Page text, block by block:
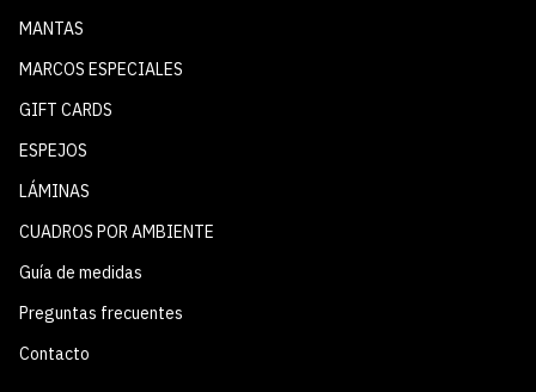
MANTAS
MARCOS ESPECIALES
GIFT CARDS
ESPEJOS
LÁMINAS
CUADROS POR AMBIENTE
Guía de medidas
Preguntas frecuentes
Contacto